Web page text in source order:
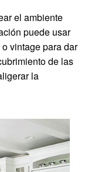
el ambiente
puede usar
vintage para dar
de las
la